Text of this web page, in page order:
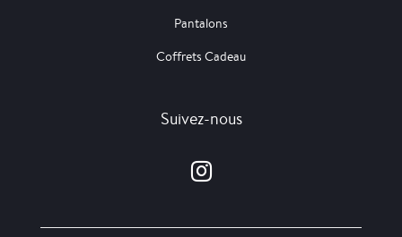
Pantalons
Coffrets Cadeau
Suivez-nous